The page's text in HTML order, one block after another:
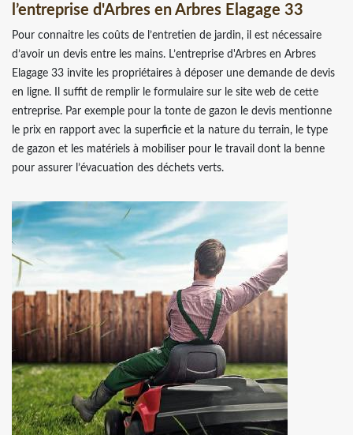
l’entreprise d'Arbres en Arbres Elagage 33
Pour connaitre les coûts de l’entretien de jardin, il est nécessaire
d’avoir un devis entre les mains. L’entreprise d'Arbres en Arbres
Elagage 33 invite les propriétaires à déposer une demande de devis
en ligne. Il suffit de remplir le formulaire sur le site web de cette
entreprise. Par exemple pour la tonte de gazon le devis mentionne
le prix en rapport avec la superficie et la nature du terrain, le type
de gazon et les matériels à mobiliser pour le travail dont la benne
pour assurer l’évacuation des déchets verts.